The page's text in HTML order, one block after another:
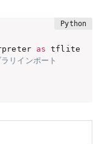
as
リインポート